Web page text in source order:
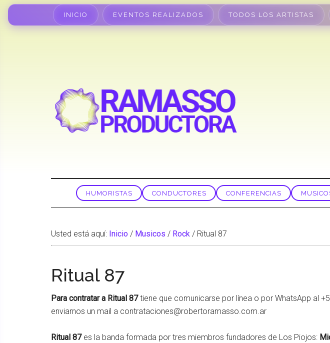
INICIO EVENTOS REALIZADOS TODOS LOS ARTISTAS
HUMORISTAS CONDUCTORES CONFERENCIAS
Usted está aquí: Inicio / Musicos / Rock / Ritual 87
Ritual 87
Para contratar a Ritual 87tiene que comunicarse por línea o por WhatsApp al
enviarnos un mail a contrataciones@robertoramasso.com.ar
Ritual 87es la banda formada por tres miembros fundadores de Los Piojos: